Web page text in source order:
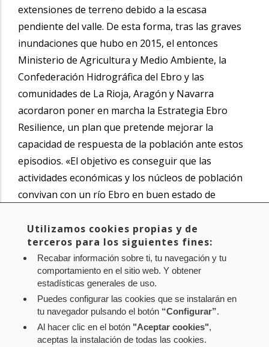
extensiones de terreno debido a la escasa
pendiente del valle. De esta forma, tras las graves
inundaciones que hubo en 2015, el entonces
Ministerio de Agricultura y Medio Ambiente, la
Confederación Hidrográfica del Ebro y las
comunidades de La Rioja, Aragón y Navarra
acordaron poner en marcha la Estrategia Ebro
Resilience, un plan que pretende mejorar la
capacidad de respuesta de la población ante estos
episodios. «El objetivo es conseguir que las
actividades económicas y los núcleos de población
convivan con un río Ebro en buen estado de
produzcan daños significativos», apunta Arantxa
Ursúa.
Noticia original dewww.navarra.es
Aviso legal Política de privacidad
Política de cookies
Utilizamos cookies propias y de
terceros para los siguientes fines:
Recabar información sobre ti, tu navegación y tu
comportamiento en el sitio web. Y obtener
estadísticas generales de uso.
Puedes configurar las cookies que se instalarán en
tu navegador pulsando el botón “Configurar”.
Al hacer clic en el botón "Aceptar cookies",
aceptas la instalación de todas las cookies.